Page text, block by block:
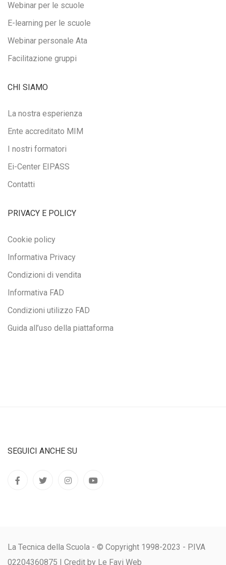
Webinar per le scuole
E-learning per le scuole
Webinar personale Ata
Facilitazione gruppi
CHI SIAMO
La nostra esperienza
Ente accreditato MIM
I nostri formatori
Ei-Center EIPASS
Contatti
PRIVACY E POLICY
Cookie policy
Informativa Privacy
Condizioni di vendita
Informativa FAD
Condizioni utilizzo FAD
Guida all’uso della piattaforma
SEGUICI ANCHE SU
La Tecnica della Scuola - © Copyright 1998-2023 - P.IVA
02204360875 | Credit by Le Favi Web